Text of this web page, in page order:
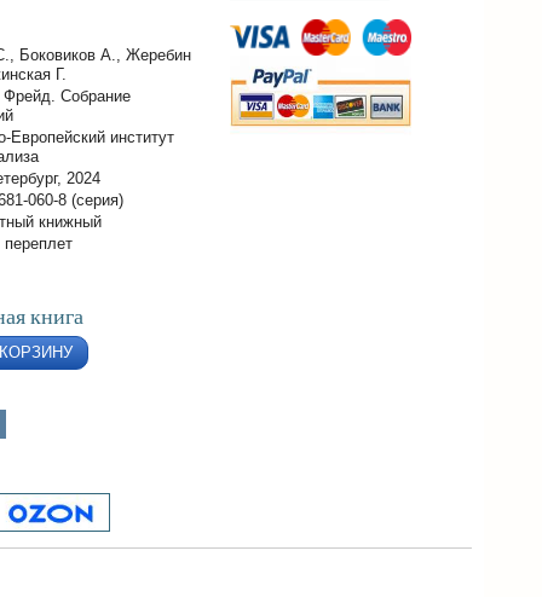
Боковиков А., Жеребин
Г.
Фрейд. Собрание
Европейский институт
2024
060-8 (серия)
книжный
книга